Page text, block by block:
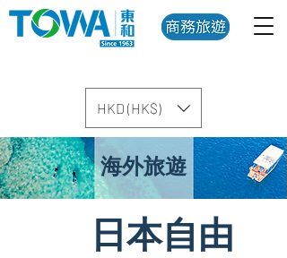
HKD (HK$)
海外旅遊
日本自由